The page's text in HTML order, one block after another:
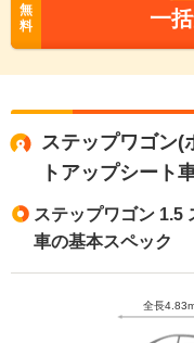
無
料
一
ステップワゴン(
トアップシート
ステップワゴン 1.5
車の基本スペック
全長